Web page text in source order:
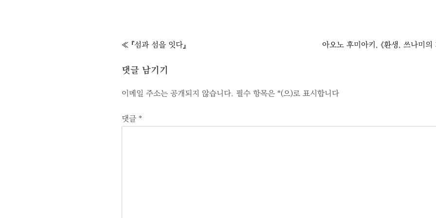
글
비
게
이
션
≪ 『섬과 섬을 잇다』 아오노 후미아키, 《환생, 쓰나미의
댓글 남기기
이메일 주소는 공개되지 않습니다. 필수 항목은 *(으)로 표시합니다
댓글 *